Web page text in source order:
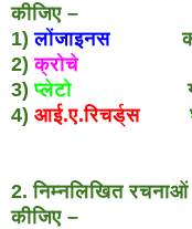
कीजिए –
1)लोंजाइनस क)
2)क्रोचे
3)प्लेटो
4) आई.ए.रिचर्ड्स
2. निम्नलिखित
कीजिए –